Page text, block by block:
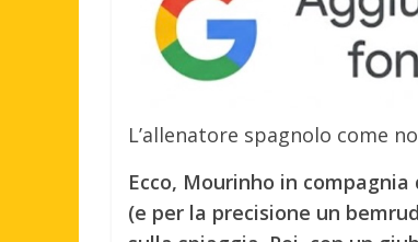
L’allenatore spagnolo come
Ecco, Mourinho in
(e per la precisione un